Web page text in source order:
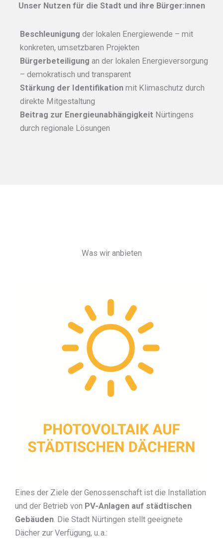
Unser Nutzen für die Stadt und ihre Bürger:innen
Beschleunigung der lokalen Energiewende – mit
konkreten, umsetzbaren Projekten
Bürgerbeteiligung an der lokalen Energieversorgung
– demokratisch und transparent
Stärkung der Identifikation mit Klimaschutz durch
direkte Mitgestaltung
Beitrag zur Energieunabhängigkeit Nürtingens
durch regionale Lösungen
Was wir anbieten
Eines der Ziele der Genossenschaft ist die Installation
und der Betrieb von PV-Anlagen auf städtischen
Gebäuden. Die Stadt Nürtingen stellt geeignete
Dächer zur Verfügung, u. a.: